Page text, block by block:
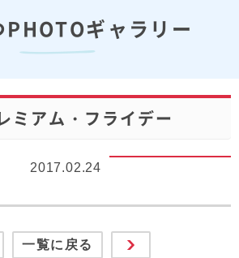
PHOTOギャラリー
アム・フライデー
2017.02.24
一覧に戻る